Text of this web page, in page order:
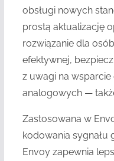
obsługi nowych
prostą aktualizację
rozwiązanie dla
efektywnej,
z uwagi na
analogowych —
Zastosowana w
kodowania sygnału
Envoy zapewnia